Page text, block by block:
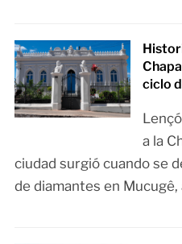
ciclo
a la
ciudad surgió cuando se
de diamantes en Mucugê,